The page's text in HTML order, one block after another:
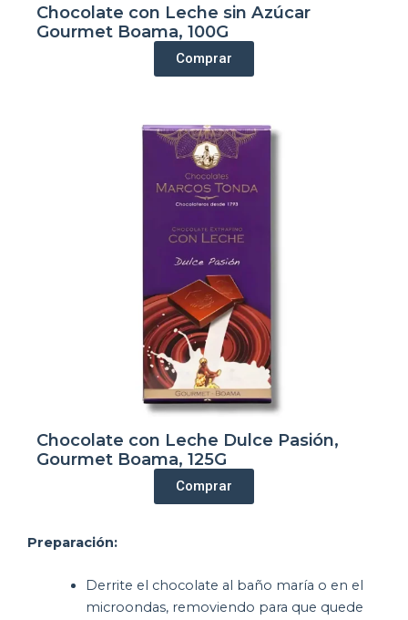
Chocolate con Leche sin Azúcar
Gourmet Boama, 100G
Comprar
Chocolate con Leche Dulce Pasión,
Gourmet Boama, 125G
Comprar
Preparación:
Derrite el chocolate al baño maría o en el
microondas, removiendo para que quede